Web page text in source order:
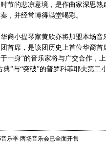
节的悲凉意境，是作曲家深思
，并经常博得满堂喝彩。
裔小提琴家黄欣亦将加盟本场音
首席，是该团历史上首位华裔首
一身”的音乐家将与广交合作，
典”与“突破”的普罗科菲耶夫第二
音乐季 两场音乐会已全面开售